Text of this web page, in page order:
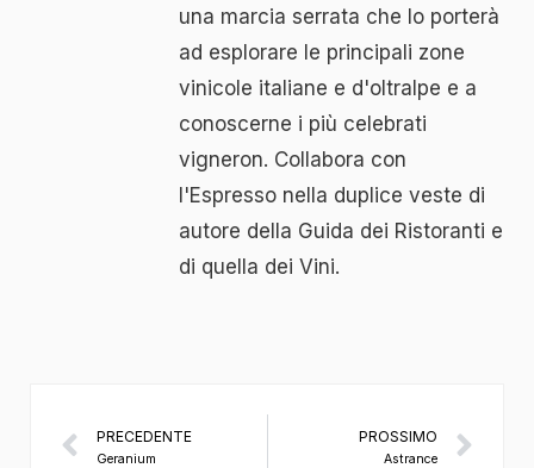
una marcia serrata che lo porterà
ad esplorare le principali zone
vinicole italiane e d'oltralpe e a
conoscerne i più celebrati
vigneron. Collabora con
l'Espresso nella duplice veste di
autore della Guida dei Ristoranti e
di quella dei Vini.
PRECEDENTE
Geranium
PROSSIMO
Astrance